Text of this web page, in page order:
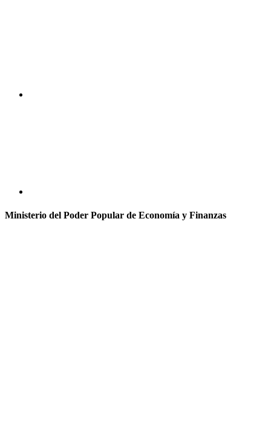
Ministerio del Poder Popular de Economía y Finanzas